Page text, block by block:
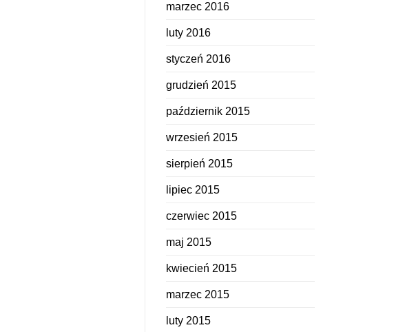
marzec 2016
luty 2016
styczeń 2016
grudzień 2015
październik 2015
wrzesień 2015
sierpień 2015
lipiec 2015
czerwiec 2015
maj 2015
kwiecień 2015
marzec 2015
luty 2015